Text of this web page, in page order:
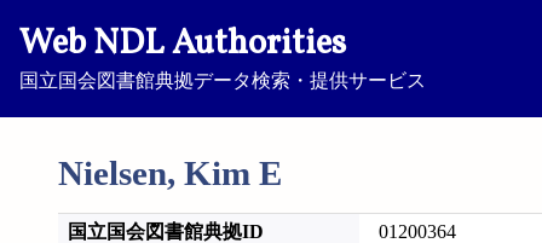
Web NDL Authorities
国立国会図書館典拠データ検索・提供サービス
Nielsen, Kim E
国立国会図書館典拠ID 01200364